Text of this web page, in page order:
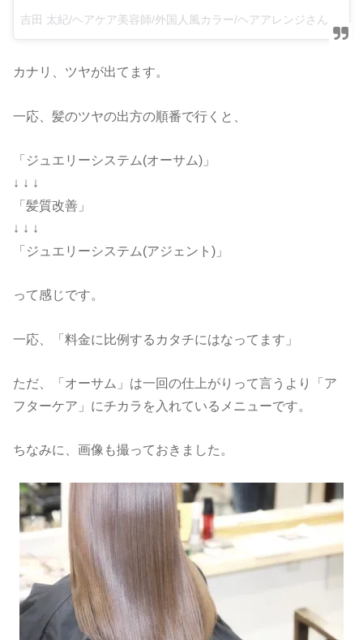
カナリ、ツヤが出てます。
一応、髪のツヤの出方の順番で行くと、
「ジュエリーシステム(オーサム)」
↓ ↓ ↓
「髪質改善」
↓ ↓ ↓
「ジュエリーシステム(アジェント)」
って感じです。
一応、「料金に比例するカタチにはなってます」
ただ、「オーサム」は一回の仕上がりって言うより「ア
フターケア」にチカラを入れているメニューです。
ちなみに、画像も撮っておきました。